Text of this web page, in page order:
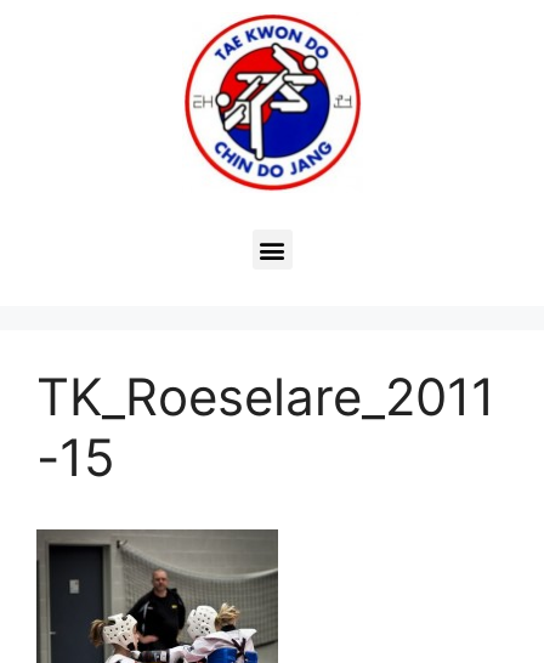
TK_Roeselare_2011
-15